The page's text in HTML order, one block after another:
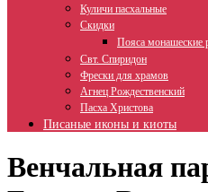
Куличи пасхальные
Скидки
Пояса монашеские
Свт. Спиридон
Фрески для храмов
Агнец Рождественский
Пасха Христова
Писаные иконы и киоты
Венчальная